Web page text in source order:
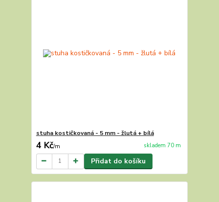
stuha kostičkovaná - 5 mm - žlutá + bílá
4 Kč/m skladem 70 m
Přidat do košíku